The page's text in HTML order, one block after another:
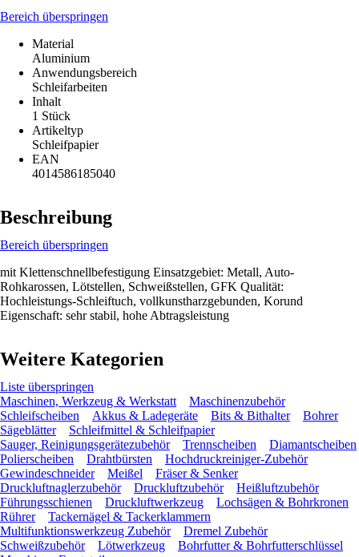
Bereich überspringen
Material
Aluminium
Anwendungsbereich
Schleifarbeiten
Inhalt
1 Stück
Artikeltyp
Schleifpapier
EAN
4014586185040
Beschreibung
Bereich überspringen
mit Klettenschnellbefestigung Einsatzgebiet: Metall, Auto-
Rohkarossen, Lötstellen, Schweißstellen, GFK Qualität:
Hochleistungs-Schleiftuch, vollkunstharzgebunden, Korund
Eigenschaft: sehr stabil, hohe Abtragsleistung
Weitere Kategorien
Liste überspringen
Maschinen, Werkzeug & Werkstatt
Maschinenzubehör
Schleifscheiben
Akkus & Ladegeräte Bits & Bithalter
Bohrer
Sägeblätter
Schleifmittel & Schleifpapier
Sauger, Reinigungsgerätezubehör
Trennscheiben
Diamantscheiben
Polierscheiben
Drahtbürsten
Hochdruckreiniger-Zubehör
Gewindeschneider
Meißel
Fräser & Senker
Druckluftnaglerzubehör
Druckluftzubehör
Heißluftzubehör
Führungsschienen
Druckluftwerkzeug
Lochsägen & Bohrkronen
Rührer
Tackernägel & Tackerklammern
Multifunktionswerkzeug Zubehör
Dremel Zubehör
Schweißzubehör
Lötwerkzeug
Bohrfutter & Bohrfutterschlüssel